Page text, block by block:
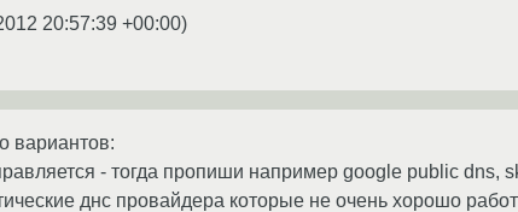
20:57:39 +00:00)
вариантов:
- тогда пропиши например google public dns,
днс провайдера которые не очень хорошо